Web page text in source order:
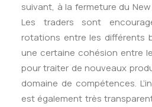
suivant, à la fermeture du
Les traders sont
rotations entre les différents
une certaine cohésion entre
pour traiter de nouveaux
domaine de compétences.
est également très